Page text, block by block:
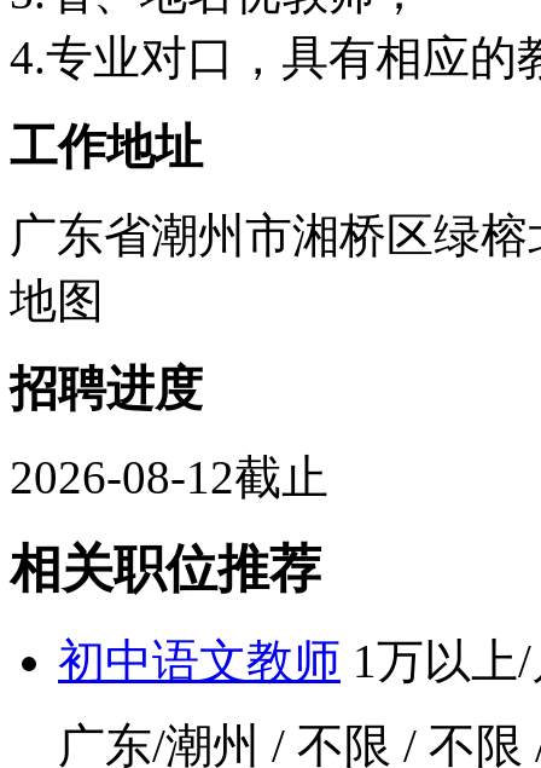
4.专业对口，具有相应的
工作地址
广东省潮州市湘桥区绿
地图
招聘进度
2026-08-12截止
相关职位推荐
初中语文教师 1万以上
广东/潮州 / 不限 / 不限